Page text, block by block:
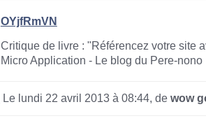
OYjfRmVN
Critique de livre : "Référencez votre site
Micro Application - Le blog du Pere-nono
Le lundi 22 avril 2013 à 08:44, de wow